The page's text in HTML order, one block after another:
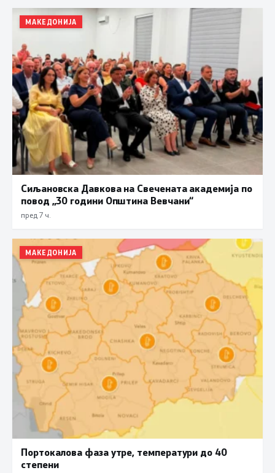
МАКЕДОНИЈА
Сиљановска Давкова на Свечената академија по
повод „30 години Општина Вевчани“
пред 7 ч.
МАКЕДОНИЈА
Портокалова фаза утре, температури до 40
степени